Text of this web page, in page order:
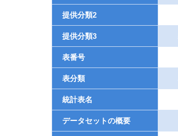
提供分類2
提供分類3
表番号
表分類
統計表名
データセットの概要